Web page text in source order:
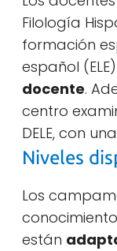
Filología
formación
español
docente.
centro
DELE, con
Niveles
Los
están